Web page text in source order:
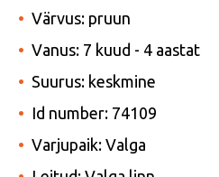
Värvus: pruun
Vanus: 7 kuud - 4 aastat
Suurus: keskmine
Id number: 74109
Varjupaik: Valga